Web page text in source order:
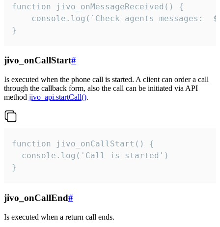
function jivo_onMessageReceived() {
}
jivo_onCallStart#
Is executed when the phone call is started. A client can order a call
through the callback form, also the call can be initiated via API
method jivo_api.startCall().
function jivo_onCallStart() {
  console.log('Call is started')
}
jivo_onCallEnd#
Is executed when a return call ends.